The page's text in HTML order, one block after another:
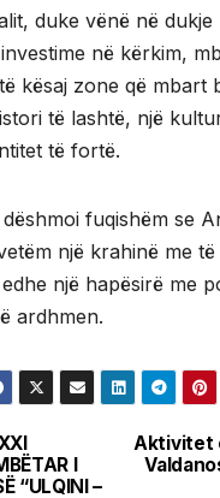
duke vënë në
në kërkim,
kësaj zone që mbart
të lashtë, një
të fortë.
fuqishëm se
një krahinë me
një hapësirë me
ardhmen.
Aktivitet
I
“ULQINI –